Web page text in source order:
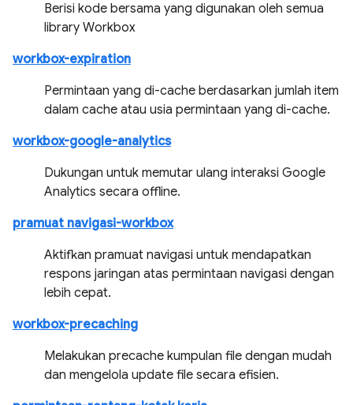
Berisi kode bersama yang digunakan oleh semua
library Workbox
workbox-expiration
Permintaan yang di-cache berdasarkan jumlah item
dalam cache atau usia permintaan yang di-cache.
workbox-google-analytics
Dukungan untuk memutar ulang interaksi Google
Analytics secara offline.
pramuat navigasi-workbox
Aktifkan pramuat navigasi untuk mendapatkan
respons jaringan atas permintaan navigasi dengan
lebih cepat.
workbox-precaching
Melakukan precache kumpulan file dengan mudah
dan mengelola update file secara efisien.